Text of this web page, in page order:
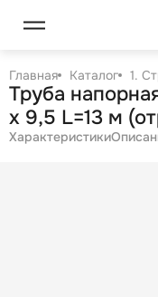
Главная Каталог 1.
Труба
х 9,5 L=13 м
Характеристики